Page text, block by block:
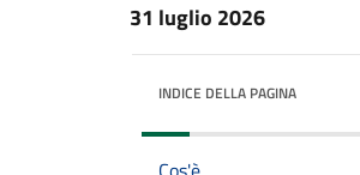
31 luglio 2026
INDICE DELLA PAGINA